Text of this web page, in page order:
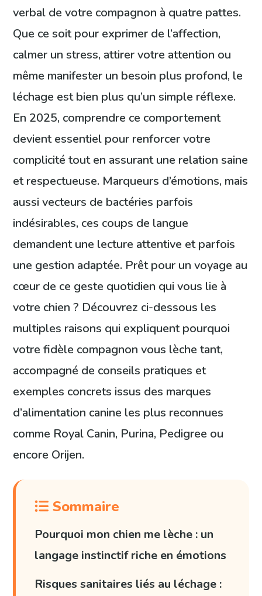
verbal de votre compagnon à quatre pattes.
Que ce soit pour exprimer de l’affection,
calmer un stress, attirer votre attention ou
même manifester un besoin plus profond, le
léchage est bien plus qu’un simple réflexe.
En 2025, comprendre ce comportement
devient essentiel pour renforcer votre
complicité tout en assurant une relation saine
et respectueuse. Marqueurs d’émotions, mais
aussi vecteurs de bactéries parfois
indésirables, ces coups de langue
demandent une lecture attentive et parfois
une gestion adaptée. Prêt pour un voyage au
cœur de ce geste quotidien qui vous lie à
votre chien ? Découvrez ci-dessous les
multiples raisons qui expliquent pourquoi
votre fidèle compagnon vous lèche tant,
accompagné de conseils pratiques et
exemples concrets issus des marques
d’alimentation canine les plus reconnues
comme Royal Canin, Purina, Pedigree ou
encore Orijen.
Sommaire
Pourquoi mon chien me lèche : un
langage instinctif riche en émotions
Risques sanitaires liés au léchage :